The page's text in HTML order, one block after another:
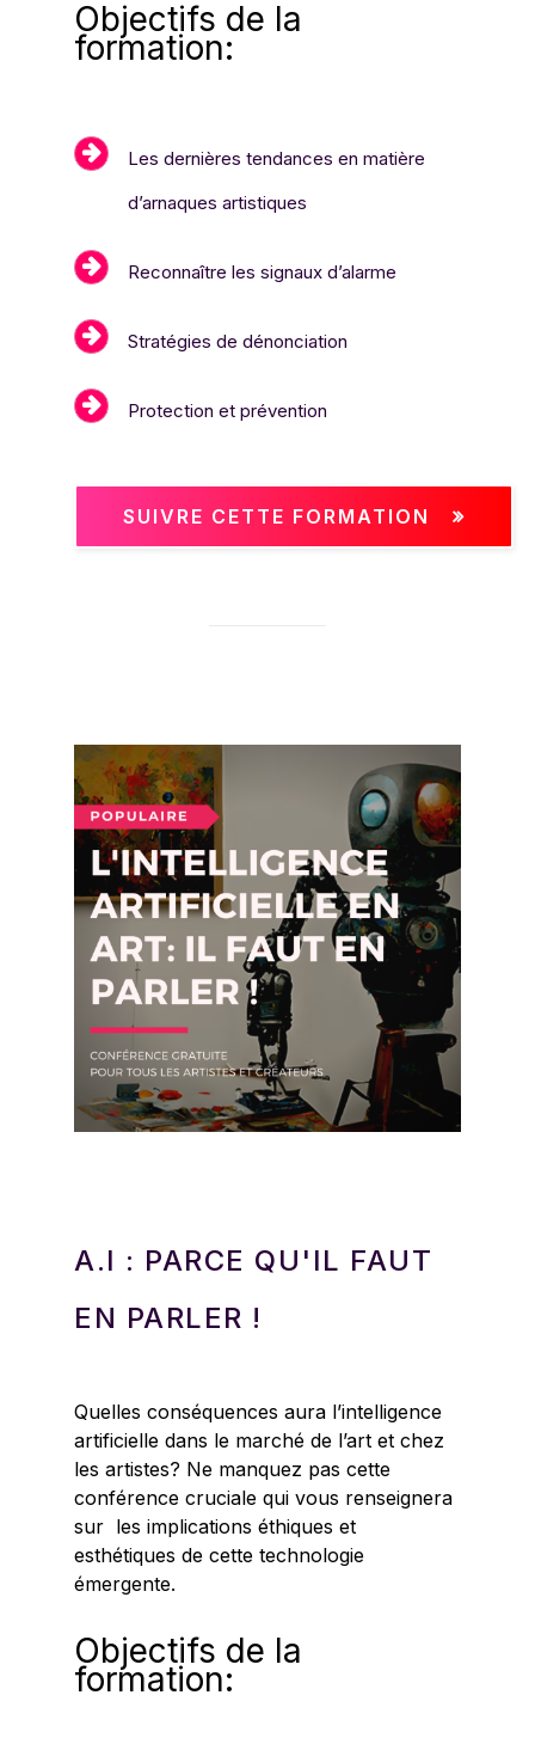
Objectifs de la
formation:
Les dernières tendances en matière
d’arnaques artistiques
Reconnaître les signaux d’alarme
Stratégies de dénonciation
Protection et prévention
SUIVRE CETTE FORMATION
A.I : PARCE QU'IL FAUT
EN PARLER !
Quelles conséquences aura l’intelligence
artificielle dans le marché de l’art et chez
les artistes? Ne manquez pas cette
conférence cruciale qui vous renseignera
sur les implications éthiques et
esthétiques de cette technologie
émergente.
Objectifs de la
formation: